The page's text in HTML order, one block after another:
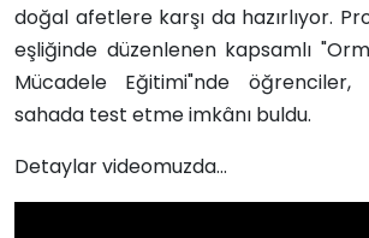
doğal afetlere karşı da hazırlıyor.
eşliğinde düzenlenen kapsamlı
Mücadele Eğitimi"nde
sahada test etme imkânı buldu.
Detaylar videomuzda...